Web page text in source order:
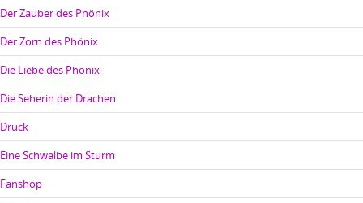
Der Zauber des Phönix
Der Zorn des Phönix
Die Liebe des Phönix
Die Seherin der Drachen
Druck
Eine Schwalbe im Sturm
Fanshop